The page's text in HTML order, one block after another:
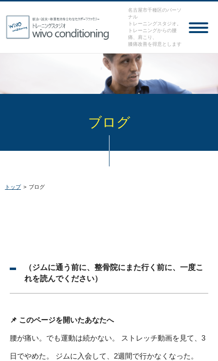
名古屋市千種区のパーソ
ナル
トレーニングスタジオ。
トレーニングからの腰
痛、肩こり、
膝痛改善を得意とします
ブログ
トップ > ブログ
（ジムに通う前に、整骨院にまた行く前に、一度こ
れを読んでください）
📌 このページを開いたあなたへ
腰が痛い。でも運動は続かない。 ストレッチ動画を見て、3
日でやめた。 ジムに入会して、2週間で行かなくなった。